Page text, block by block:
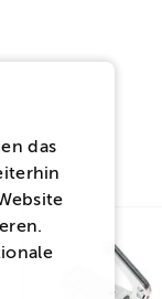
das